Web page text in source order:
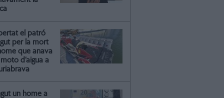
el patró
per la mort
que anava
d’aigua a
un home a